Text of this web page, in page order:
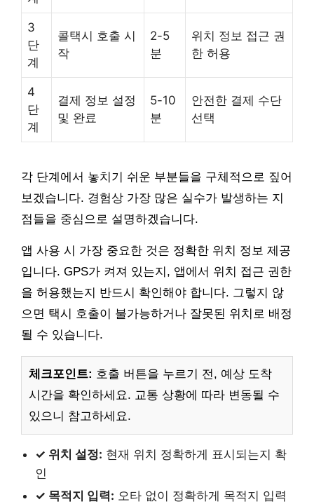
3
단
계
콜택시 호출 시
작
2-5
분
위치 정보 접근 권
한 허용
4
단
계
결제 정보 설정
및 완료
5-10
분
안전한 결제 수단
선택
각 단계에서 놓치기 쉬운 부분들을 구체적으로 짚어
보겠습니다. 경험상 가장 많은 실수가 발생하는 지
점들을 중심으로 설명하겠습니다.
앱 사용 시 가장 중요한 것은 정확한 위치 정보 제공
입니다. GPS가 켜져 있는지, 앱에서 위치 접근 권한
을 허용했는지 반드시 확인해야 합니다. 그렇지 않
으면 택시 호출이 불가능하거나 잘못된 위치로 배정
될 수 있습니다.
체크포인트: 호출 버튼을 누르기 전, 예상 도착
시간을 확인하세요. 교통 상황에 따라 변동될 수
있으니 참고하세요.
✓ 위치 설정: 현재 위치 정확하게 표시되는지 확
인
✓ 목적지 입력: 오타 없이 정확하게 목적지 입력